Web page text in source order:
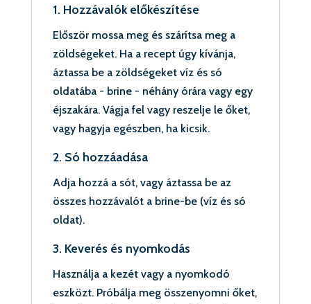
1. Hozzávalók előkészítése
Először mossa meg és szárítsa meg a
zöldségeket. Ha a recept úgy kívánja,
áztassa be a zöldségeket víz és só
oldatába - brine - néhány órára vagy egy
éjszakára. Vágja fel vagy reszelje le őket,
vagy hagyja egészben, ha kicsik.
2. Só hozzáadása
Adja hozzá a sót, vagy áztassa be az
összes hozzávalót a brine-be (víz és só
oldat).
3. Keverés és nyomkodás
Használja a kezét vagy a nyomkodó
eszközt. Próbálja meg összenyomni őket,